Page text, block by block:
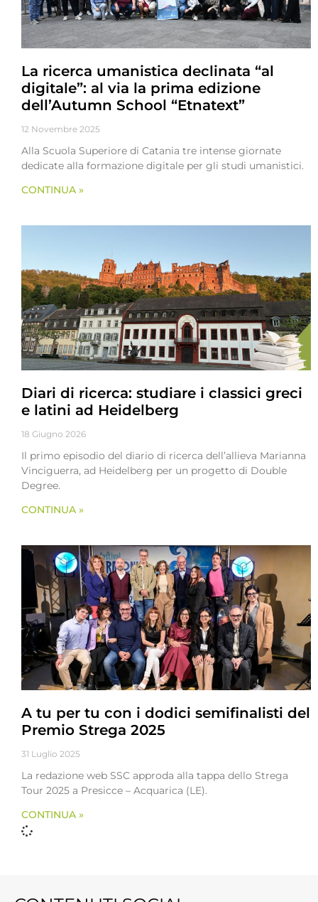
La ricerca umanistica declinata “al
digitale”: al via la prima edizione
dell’Autumn School “Etnatext”
12 Novembre 2025
Alla Scuola Superiore di Catania tre intense giornate
dedicate alla formazione digitale per gli studi umanistici.
CONTINUA »
Diari di ricerca: studiare i classici greci
e latini ad Heidelberg
18 Giugno 2026
Il primo episodio del diario di ricerca dell’allieva Marianna
Vinciguerra, ad Heidelberg per un progetto di Double
Degree.
CONTINUA »
A tu per tu con i dodici semifinalisti del
Premio Strega 2025
31 Luglio 2025
La redazione web SSC approda alla tappa dello Strega
Tour 2025 a Presicce – Acquarica (LE).
CONTINUA »